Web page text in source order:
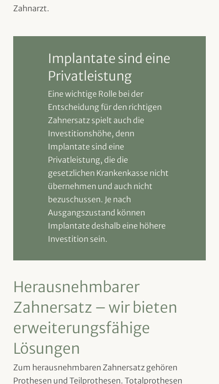
Zahnarzt.
Implantate sind eine
Privatleistung
Eine wichtige Rolle bei der
Entscheidung für den richtigen
Zahnersatz spielt auch die
Investitionshöhe, denn
Implantate sind eine
Privatleistung, die die
gesetzlichen Krankenkasse nicht
übernehmen und auch nicht
bezuschussen. Je nach
Ausgangszustand können
Implantate deshalb eine höhere
Investition sein.
Herausnehmbarer
Zahnersatz – wir bieten
erweiterungsfähige
Lösungen
Zum herausnehmbaren Zahnersatz gehören
Prothesen und Teilprothesen. Totalprothesen